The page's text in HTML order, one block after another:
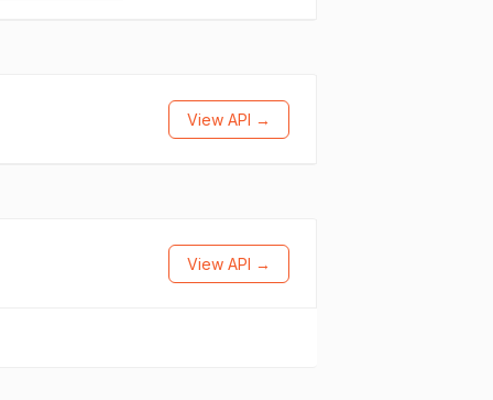
View API →
View API →